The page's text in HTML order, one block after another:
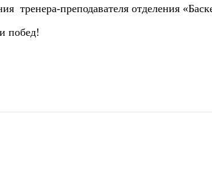
преподавателя отделения
побед!